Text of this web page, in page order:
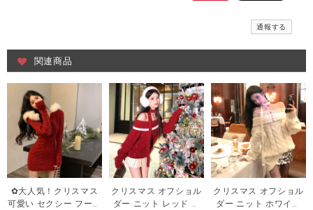
通報する
関連商品
✿大人気！クリスマス
可愛い セクシー フード
クリスマス オフショル
ダー ニット レッド キ
クリスマス オフショル
ダー ニット ホワイト